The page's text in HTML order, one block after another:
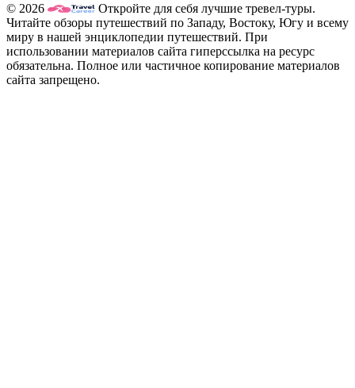
© 2026
Откройте для себя лучшие тревел-туры.
Читайте обзоры путешествий по Западу, Востоку, Югу и всему
миру в нашей энциклопедии путешествий. При
использовании материалов сайта гиперссылка на ресурс
обязательна. Полное или частичное копирование материалов
сайта запрещено.